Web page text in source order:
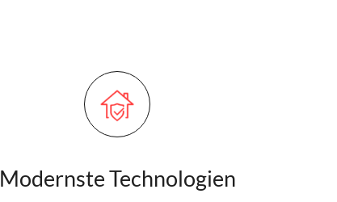
Modernste Technologien